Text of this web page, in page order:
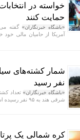
خواسته در
حمایت کنند
«باشگاه خبرنگاران» گفته
آمریکا از حامیان مالی
نفر رسید
«باشگاه خبرنگاران» تعداد
شرقی هند به ۹۵ نفر رسیده است.
کره شمالی یک